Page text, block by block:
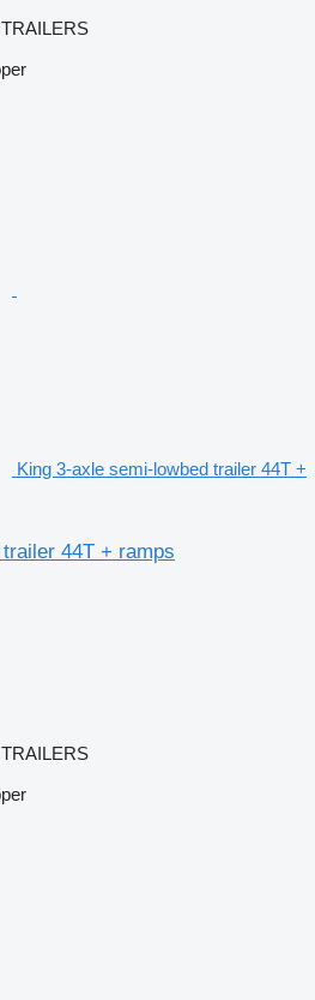
King 3-axle semi-lowbed trailer 44T +
44T + ramps